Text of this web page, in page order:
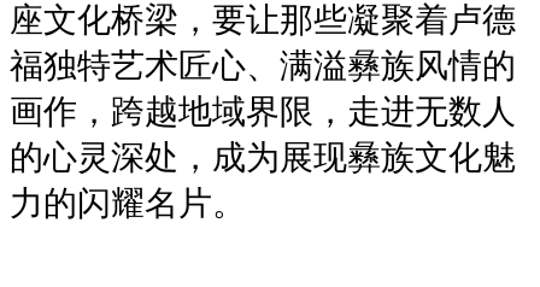
座文化桥梁，要让那些凝聚着卢德
福独特艺术匠心、满溢彝族风情的
画作，跨越地域界限，走进无数人
的心灵深处，成为展现彝族文化魅
力的闪耀名片。